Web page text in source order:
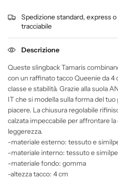
Spedizione standard, express
tracciabile
Descrizione
Queste slingback Tamaris
con un raffinato tacco Queenie da
classe e stabilità. Grazie alla suola
IT che si modella sulla forma del
piacere. La chiusura regolabile
calzata impeccabile per affrontare
leggerezza.
-materiale esterno: tessuto e
-materiale interno: tessuto e
-materiale fondo: gomma
-altezza tacco: 4 cm